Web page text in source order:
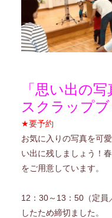
「思い出の
スクラップブ
★要予約
お気に入りの写真を可
い出に残しましょう！
をご用意しています。
12：30～13：50（定
したため締切ました。